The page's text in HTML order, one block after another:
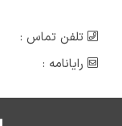
تلفن تماس :
رایانامه :